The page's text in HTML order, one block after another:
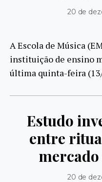
20 de
A Escola de Música
instituição de ensino
última quinta-feira
Estudo
entre
20 de